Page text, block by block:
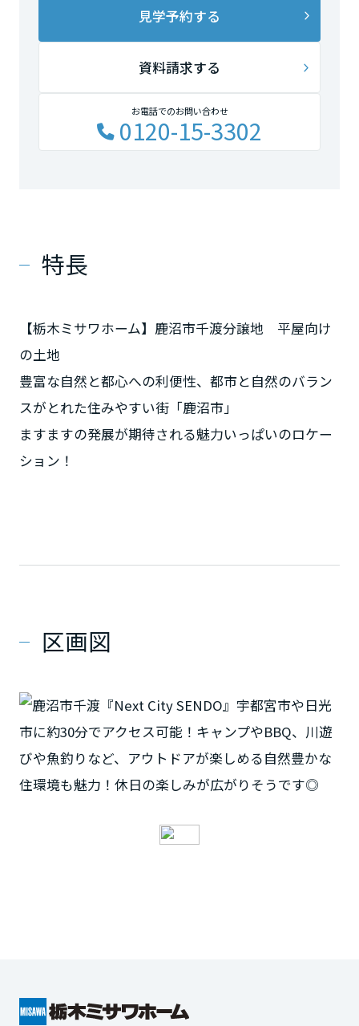
見学予約する
資料請求する
お電話でのお問い合わせ
0120-15-3302
特長
【栃木ミサワホーム】鹿沼市千渡分譲地 平屋向け
の土地
豊富な自然と都心への利便性、都市と自然のバラン
スがとれた住みやすい街「鹿沼市」
ますますの発展が期待される魅力いっぱいのロケー
ション！
区画図